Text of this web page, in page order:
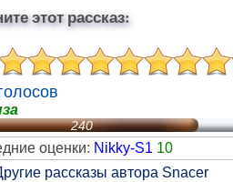
этот рассказ:
240
оценки: Nikky-S1 10
рассказы автора Snacer